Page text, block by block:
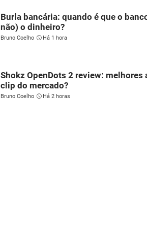
Burla bancária: quando é que o
não) o dinheiro?
Bruno Coelho Há 1 hora
Shokz OpenDots 2 review:
clip do mercado?
Bruno Coelho Há 2 horas